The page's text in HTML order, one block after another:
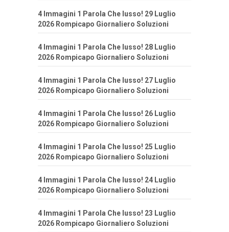
4 Immagini 1 Parola Che lusso! 29 Luglio
2026 Rompicapo Giornaliero Soluzioni
4 Immagini 1 Parola Che lusso! 28 Luglio
2026 Rompicapo Giornaliero Soluzioni
4 Immagini 1 Parola Che lusso! 27 Luglio
2026 Rompicapo Giornaliero Soluzioni
4 Immagini 1 Parola Che lusso! 26 Luglio
2026 Rompicapo Giornaliero Soluzioni
4 Immagini 1 Parola Che lusso! 25 Luglio
2026 Rompicapo Giornaliero Soluzioni
4 Immagini 1 Parola Che lusso! 24 Luglio
2026 Rompicapo Giornaliero Soluzioni
4 Immagini 1 Parola Che lusso! 23 Luglio
2026 Rompicapo Giornaliero Soluzioni